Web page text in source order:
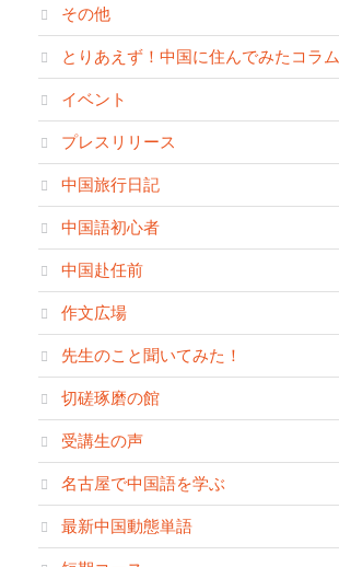
その他
とりあえず！中国に住んでみたコラム
イベント
プレスリリース
中国旅行日記
中国語初心者
中国赴任前
作文広場
先生のこと聞いてみた！
切磋琢磨の館
受講生の声
名古屋で中国語を学ぶ
最新中国動態単語